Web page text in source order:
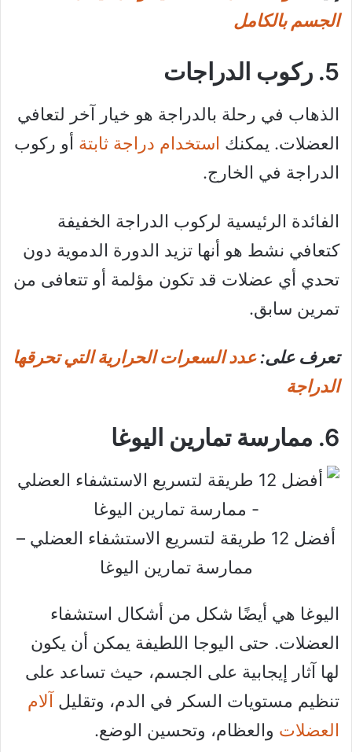
الجسم بالكامل
5. ركوب الدراجات
الذهاب في رحلة بالدراجة هو خيار آخر لتعافي
العضلات. يمكنك استخدام دراجة ثابتة أو ركوب
الدراجة في الخارج.
الفائدة الرئيسية لركوب الدراجة الخفيفة
كتعافي نشط هو أنها تزيد الدورة الدموية دون
تحدي أي عضلات قد تكون مؤلمة أو تتعافى من
تمرين سابق.
تعرف على:عدد السعرات الحرارية التي تحرقها
الدراجة
6. ممارسة تمارين اليوغا
أفضل 12 طريقة لتسريع الاستشفاء العضلي –
ممارسة تمارين اليوغا
اليوغا هي أيضًا شكل من أشكال استشفاء
العضلات. حتى اليوجا اللطيفة يمكن أن يكون
لها آثار إيجابية على الجسم، حيث تساعد على
تنظيم مستويات السكر في الدم، وتقليل آلام
العضلات والعظام، وتحسين الوضع.